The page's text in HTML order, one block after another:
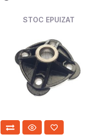
STOC EPUIZAT